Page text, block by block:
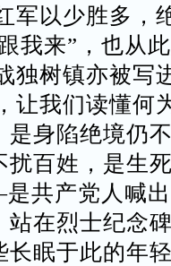
军以少胜多，
我来”，也从
独树镇亦被写
让我们读懂
是身陷绝境仍
扰百姓，是生
共产党人喊
站在烈士纪念
长眠于此的年